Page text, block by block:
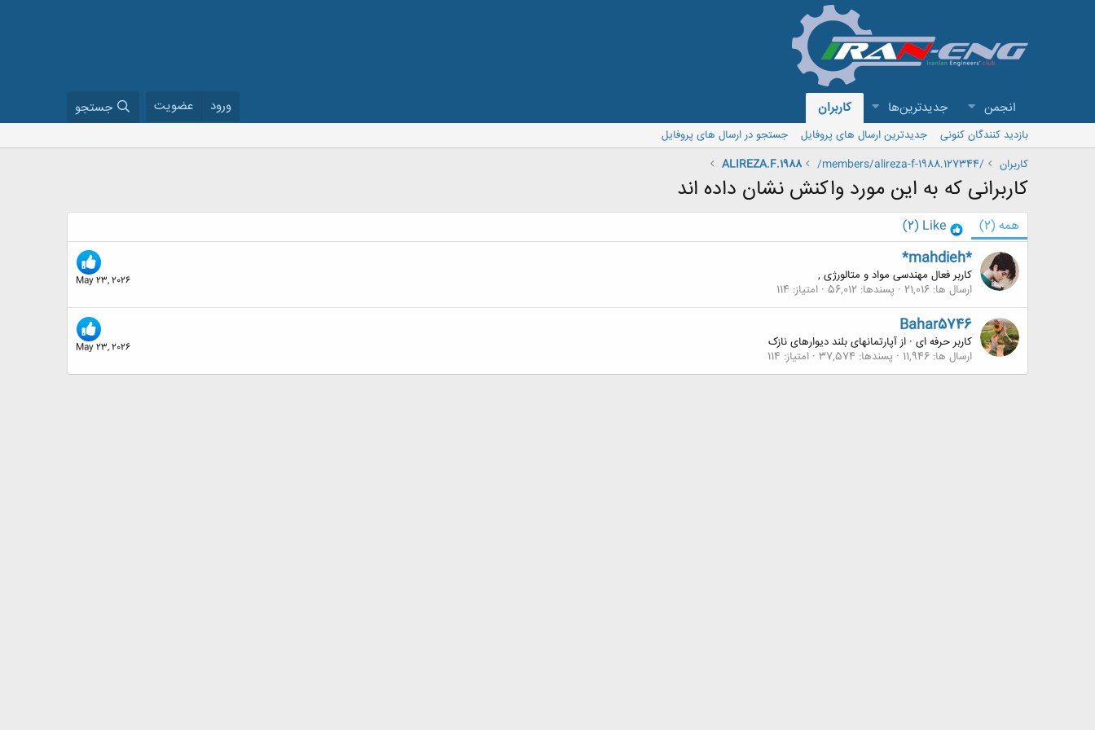
انجمن جدیدترین‌ها کاربران ورود عضویت جستجو
بازدید کنندگان کنونی جدیدترین ارسال های پروفایل
جستجو در ارسال های پروفایل
کاربران
/members/alireza-f-1988.127344/
ALIREZA.F.1988
کاربرانی که به این مورد واکنش نشان داده اند
همه (2)
Like
(2)
May 23, 2026
*mahdieh*
کاربر فعال مهندسی مواد و متالورژی ,
ارسال ها 21,016 پسندها 56,012 امتیاز 114
May 23, 2026
Bahar5746
کاربر حرفه ای · ازآپارتمانهای بلند دیوارهای نازک
ارسال ها 11,946 پسندها 37,574 امتیاز 114